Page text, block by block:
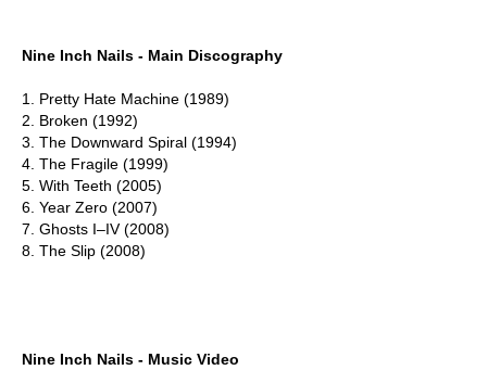
Nine Inch Nails - Main Discography
1. Pretty Hate Machine (1989)
2. Broken (1992)
3. The Downward Spiral (1994)
4. The Fragile (1999)
5. With Teeth (2005)
6. Year Zero (2007)
7. Ghosts I–IV (2008)
8. The Slip (2008)
Nine Inch Nails - Music Video